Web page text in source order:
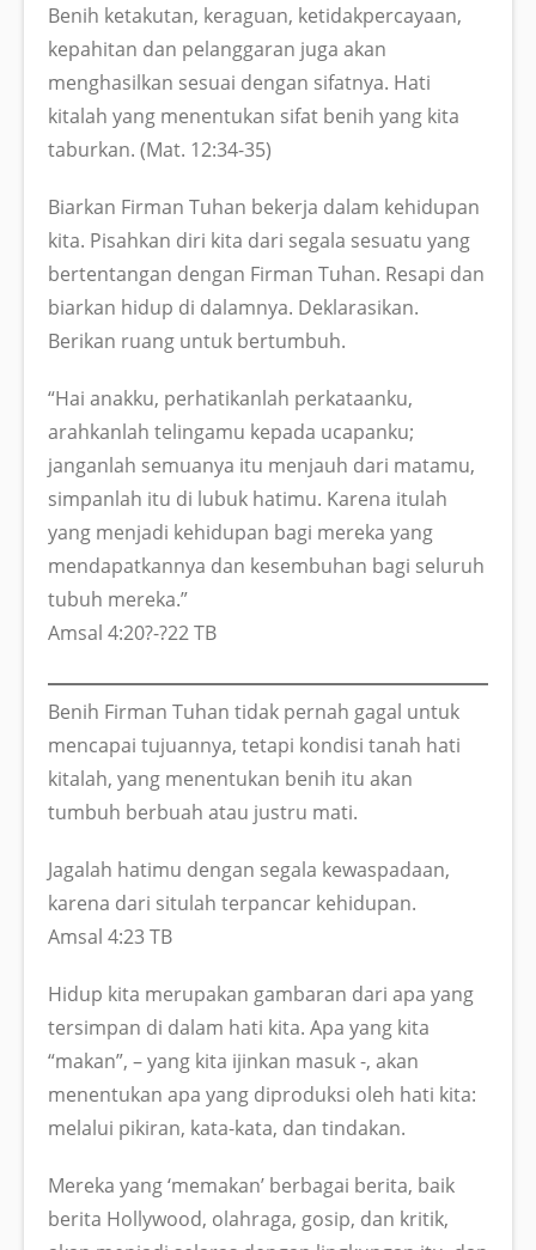
Benih ketakutan, keraguan, ketidakpercayaan,
kepahitan dan pelanggaran juga akan
menghasilkan sesuai dengan sifatnya. Hati
kitalah yang menentukan sifat benih yang kita
taburkan. (Mat. 12:34-35)
Biarkan Firman Tuhan bekerja dalam kehidupan
kita. Pisahkan diri kita dari segala sesuatu yang
bertentangan dengan Firman Tuhan. Resapi dan
biarkan hidup di dalamnya. Deklarasikan.
Berikan ruang untuk bertumbuh.
“Hai anakku, perhatikanlah perkataanku,
arahkanlah telingamu kepada ucapanku;
janganlah semuanya itu menjauh dari matamu,
simpanlah itu di lubuk hatimu. Karena itulah
yang menjadi kehidupan bagi mereka yang
mendapatkannya dan kesembuhan bagi seluruh
tubuh mereka.”
Amsal 4:20?-?22 TB
Benih Firman Tuhan tidak pernah gagal untuk
mencapai tujuannya, tetapi kondisi tanah hati
kitalah, yang menentukan benih itu akan
tumbuh berbuah atau justru mati.
Jagalah hatimu dengan segala kewaspadaan,
karena dari situlah terpancar kehidupan.
Amsal 4:23 TB
Hidup kita merupakan gambaran dari apa yang
tersimpan di dalam hati kita. Apa yang kita
“makan”, – yang kita ijinkan masuk -, akan
menentukan apa yang diproduksi oleh hati kita:
melalui pikiran, kata-kata, dan tindakan.
Mereka yang ‘memakan’ berbagai berita, baik
berita Hollywood, olahraga, gosip, dan kritik,